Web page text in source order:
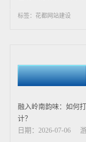
标签：花都网站建设
融入岭南韵味：如何
计？
日期：2026-07-06